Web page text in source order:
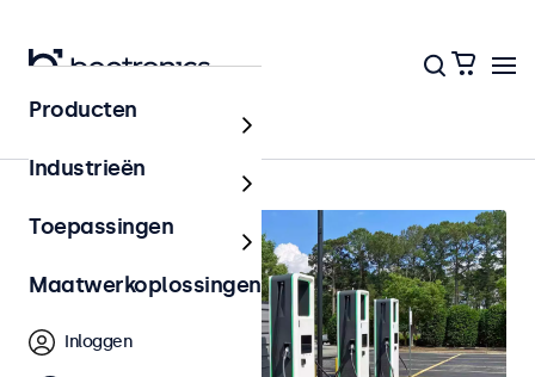
Home
Producten
Industrieën
Toepassingen
Maatwerkoplossingen
Inloggen